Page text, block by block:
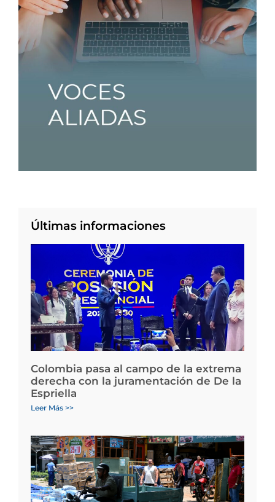
Últimas informaciones
Colombia pasa al campo de la extrema
derecha con la juramentación de De la
Espriella
Leer Más >>